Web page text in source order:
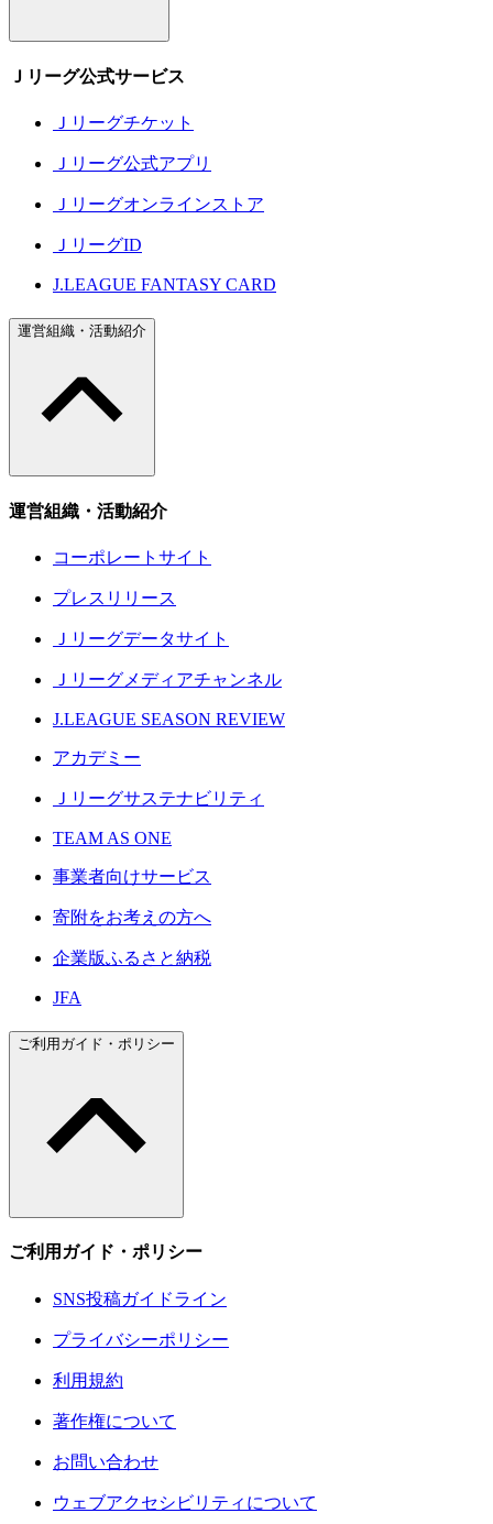
Ｊリーグ公式サービス
Ｊリーグチケット
Ｊリーグ公式アプリ
Ｊリーグオンラインストア
ＪリーグID
J.LEAGUE FANTASY CARD
運営組織・活動紹介
運営組織・活動紹介
コーポレートサイト
プレスリリース
Ｊリーグデータサイト
Ｊリーグメディアチャンネル
J.LEAGUE SEASON REVIEW
アカデミー
Ｊリーグサステナビリティ
TEAM AS ONE
事業者向けサービス
寄附をお考えの方へ
企業版ふるさと納税
JFA
ご利用ガイド・ポリシー
ご利用ガイド・ポリシー
SNS投稿ガイドライン
プライバシーポリシー
利用規約
著作権について
お問い合わせ
ウェブアクセシビリティについて